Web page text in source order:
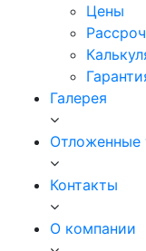
Цены
Галерея
Отложенные
Контакты
О компании